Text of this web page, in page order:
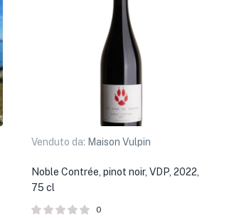
Venduto da: Maison Vulpin
Noble Contrée, pinot noir, VDP, 2022,
75 cl
0